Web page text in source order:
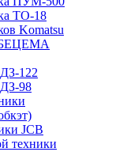
ТО-18
Komatsu
БЕЦЕМА
122
ДЗ-98
JCB
техники